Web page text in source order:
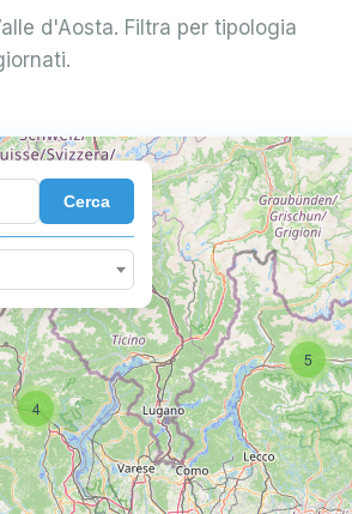
d'Aosta. Filtra per tipologia
Cerca
4
5